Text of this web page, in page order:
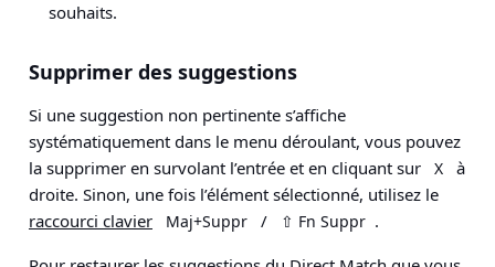
souhaits.
Supprimer des suggestions
Si une suggestion non pertinente s’affiche
systématiquement dans le menu déroulant, vous pouvez
la supprimer en survolant l’entrée et en cliquant sur
X
à
droite. Sinon, une fois l’élément sélectionné, utilisez le
raccourci clavier
Maj+Suppr / ⇧ Fn Suppr .